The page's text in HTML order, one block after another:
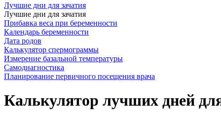
Лучшие дни для зачатия
Лучшие дни для зачатия
Прибавка веса при беременности
Календарь беременности
Дата родов
Калькулятор спермограммы
Измерение базальной температуры
Самодиагностика
Планирование первичного посещения врача
Калькулятор лучших дней